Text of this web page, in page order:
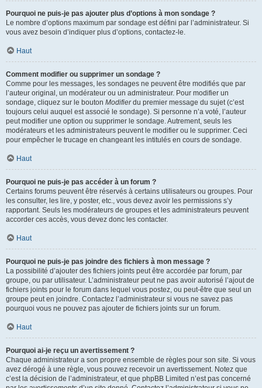
Pourquoi ne puis-je pas ajouter plus d’options à mon sondage ?
Le nombre d’options maximum par sondage est défini par l’administrateur. Si
vous avez besoin d’indiquer plus d’options, contactez-le.
Haut
Comment modifier ou supprimer un sondage ?
Comme pour les messages, les sondages ne peuvent être modifiés que par
l’auteur original, un modérateur ou un administrateur. Pour modifier un
sondage, cliquez sur le bouton Modifierdu premier message du sujet (c’est
toujours celui auquel est associé le sondage). Si personne n’a voté, l’auteur
peut modifier une option ou supprimer le sondage. Autrement, seuls les
modérateurs et les administrateurs peuvent le modifier ou le supprimer. Ceci
pour empêcher le trucage en changeant les intitulés en cours de sondage.
Haut
Pourquoi ne puis-je pas accéder à un forum ?
Certains forums peuvent être réservés à certains utilisateurs ou groupes. Pour
les consulter, les lire, y poster, etc., vous devez avoir les permissions s’y
rapportant. Seuls les modérateurs de groupes et les administrateurs peuvent
accorder ces accès, vous devez donc les contacter.
Haut
Pourquoi ne puis-je pas joindre des fichiers à mon message ?
La possibilité d’ajouter des fichiers joints peut être accordée par forum, par
groupe, ou par utilisateur. L’administrateur peut ne pas avoir autorisé l’ajout de
fichiers joints pour le forum dans lequel vous postez, ou peut-être que seul un
groupe peut en joindre. Contactez l’administrateur si vous ne savez pas
pourquoi vous ne pouvez pas ajouter de fichiers joints sur un forum.
Haut
Pourquoi ai-je reçu un avertissement ?
Chaque administrateur a son propre ensemble de règles pour son site. Si vous
avez dérogé à une règle, vous pouvez recevoir un avertissement. Notez que
c’est la décision de l’administrateur, et que phpBB Limited n’est pas concerné